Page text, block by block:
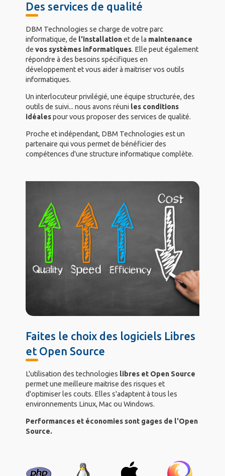
Des services de qualité
DBM Technologies se charge de votre parc
informatique, de l'installationet de la maintenance
devos systèmes informatiques. Elle peut également
répondre à des besoins spécifiques en
développement et vous aider à maitriser vos outils
informatiques.
Un interlocuteur privilégié, une équipe structurée, des
outils de suivi... nous avons réuni les conditions
idéalespour vous proposer des services de qualité.
Proche et indépendant, DBM Technologies est un
partenaire qui vous permet de bénéficier des
compétences d'une structure informatique complète.
Faites le choix des logiciels Libres
et Open Source
L'utilisation des technologies libres et Open Source
permet une meilleure maitrise des risques et
d'optimiser les couts. Elles s'adaptent à tous les
environnements Linux, Mac ou Windows.
Performances et économies sont gages de l'Open
Source.